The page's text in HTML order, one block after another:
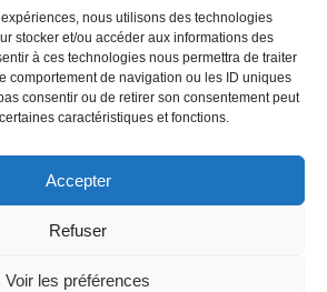
nous utilisons des technologies
stocker et/ou accéder aux informations des
à ces technologies nous permettra de traiter
comportement de navigation ou les ID uniques
consentir ou de retirer son consentement peut
caractéristiques et fonctions.
Accepter
Refuser
Voir les préférences